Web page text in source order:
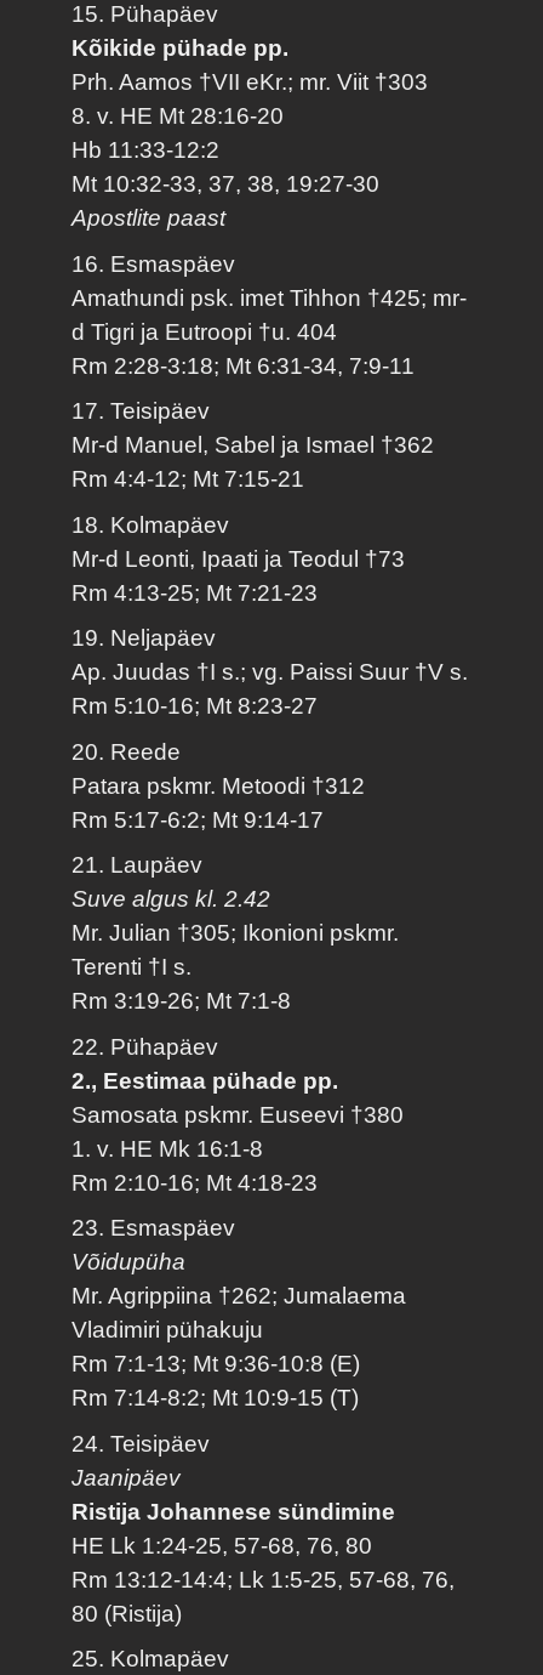
15. Pühapäev
Kõikide pühade pp.
Prh. Aamos †VII eKr.; mr. Viit †303
8. v. HE Mt 28:16-20
Hb 11:33-12:2
Mt 10:32-33, 37, 38, 19:27-30
Apostlite paast
16. Esmaspäev
Amathundi psk. imet Tihhon †425; mr-
d Tigri ja Eutroopi †u. 404
Rm 2:28-3:18; Mt 6:31-34, 7:9-11
17. Teisipäev
Mr-d Manuel, Sabel ja Ismael †362
Rm 4:4-12; Mt 7:15-21
18. Kolmapäev
Mr-d Leonti, Ipaati ja Teodul †73
Rm 4:13-25; Mt 7:21-23
19. Neljapäev
Ap. Juudas †I s.; vg. Paissi Suur †V s.
Rm 5:10-16; Mt 8:23-27
20. Reede
Patara pskmr. Metoodi †312
Rm 5:17-6:2; Mt 9:14-17
21. Laupäev
Suve algus kl. 2.42
Mr. Julian †305; Ikonioni pskmr.
Terenti †I s.
Rm 3:19-26; Mt 7:1-8
22. Pühapäev
2., Eestimaa pühade pp.
Samosata pskmr. Euseevi †380
1. v. HE Mk 16:1-8
Rm 2:10-16; Mt 4:18-23
23. Esmaspäev
Võidupüha
Mr. Agrippiina †262; Jumalaema
Vladimiri pühakuju
Rm 7:1-13; Mt 9:36-10:8 (E)
Rm 7:14-8:2; Mt 10:9-15 (T)
24. Teisipäev
Jaanipäev
Ristija Johannese sündimine
HE Lk 1:24-25, 57-68, 76, 80
Rm 13:12-14:4; Lk 1:5-25, 57-68, 76,
80 (Ristija)
25. Kolmapäev